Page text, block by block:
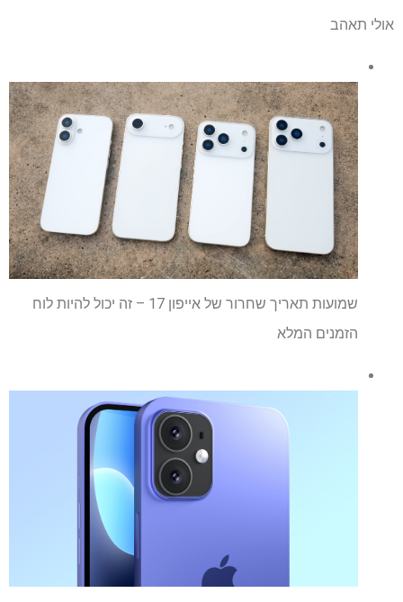
אולי תאהב
שמועות תאריך שחרור של אייפון 17 – זה יכול להיות לוח
הזמנים המלא